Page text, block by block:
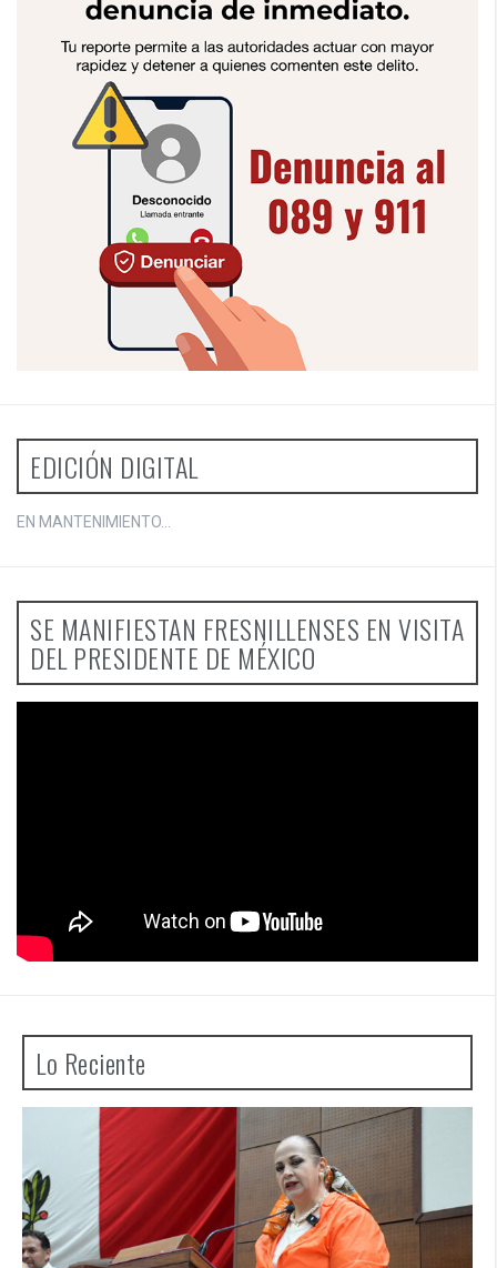
EDICIÓN DIGITAL
EN MANTENIMIENTO...
SE MANIFIESTAN FRESNILLENSES EN VISITA
DEL PRESIDENTE DE MÉXICO
Lo Reciente